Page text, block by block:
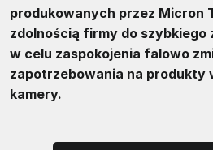
produkowanych przez Micron
zdolnością firmy do szybkiego
w celu zaspokojenia falowo
zapotrzebowania na produkty
kamery.